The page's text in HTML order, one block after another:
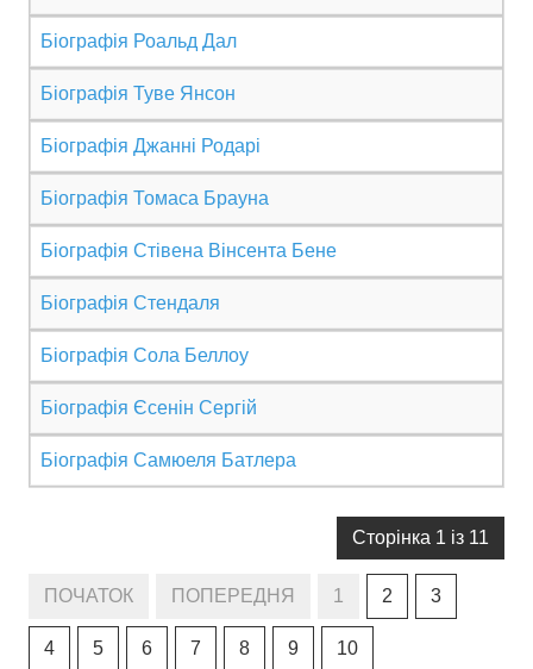
Українські письменники
Аналіз творів українських пісменників
Біографія Роальд Дал
Біографія Туве Янсон
Біографія Джанні Родарі
Біографія Томаса Брауна
Біографія Стівена Вінсента Бене
Біографія Стендаля
Біографія Сола Беллоу
Біографія Єсенін Сергій
Біографія Самюеля Батлера
Сторінка 1 із 11
ПОЧАТОК ПОПЕРЕДНЯ 1 2 3
4 5 6 7 8 9 10